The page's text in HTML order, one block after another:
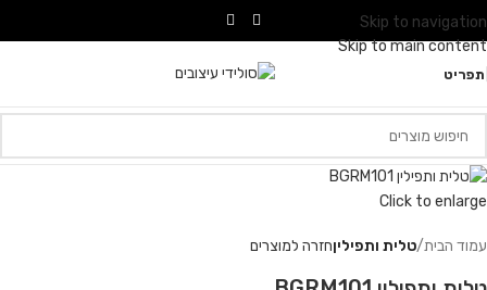
Skip to navigation
Skip to main content
תפריט
Click to enlarge
עמוד הבית טלית ותפיליןחזרה למוצרים